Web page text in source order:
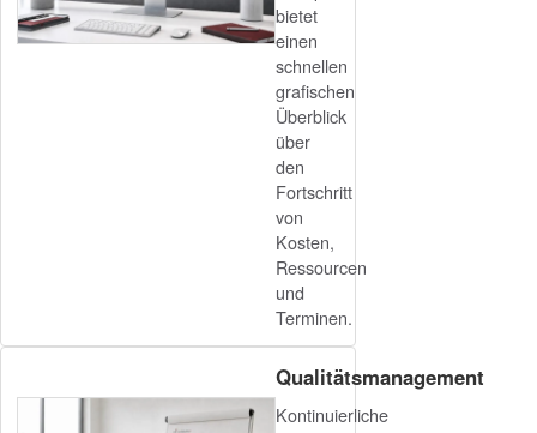
bietet
einen
schnellen
grafischen
Überblick
über
den
Fortschritt
von
Kosten,
Ressourcen
und
Terminen.
Qualitätsmanagement
Kontinuierliche